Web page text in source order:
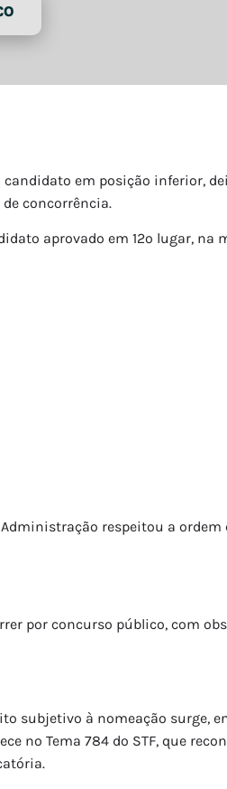
em posição inferior,
concorrência.
aprovado em 12º lugar,
respeitou a
por concurso público, com
subjetivo à nomeação surge,
no Tema 784 do STF, que